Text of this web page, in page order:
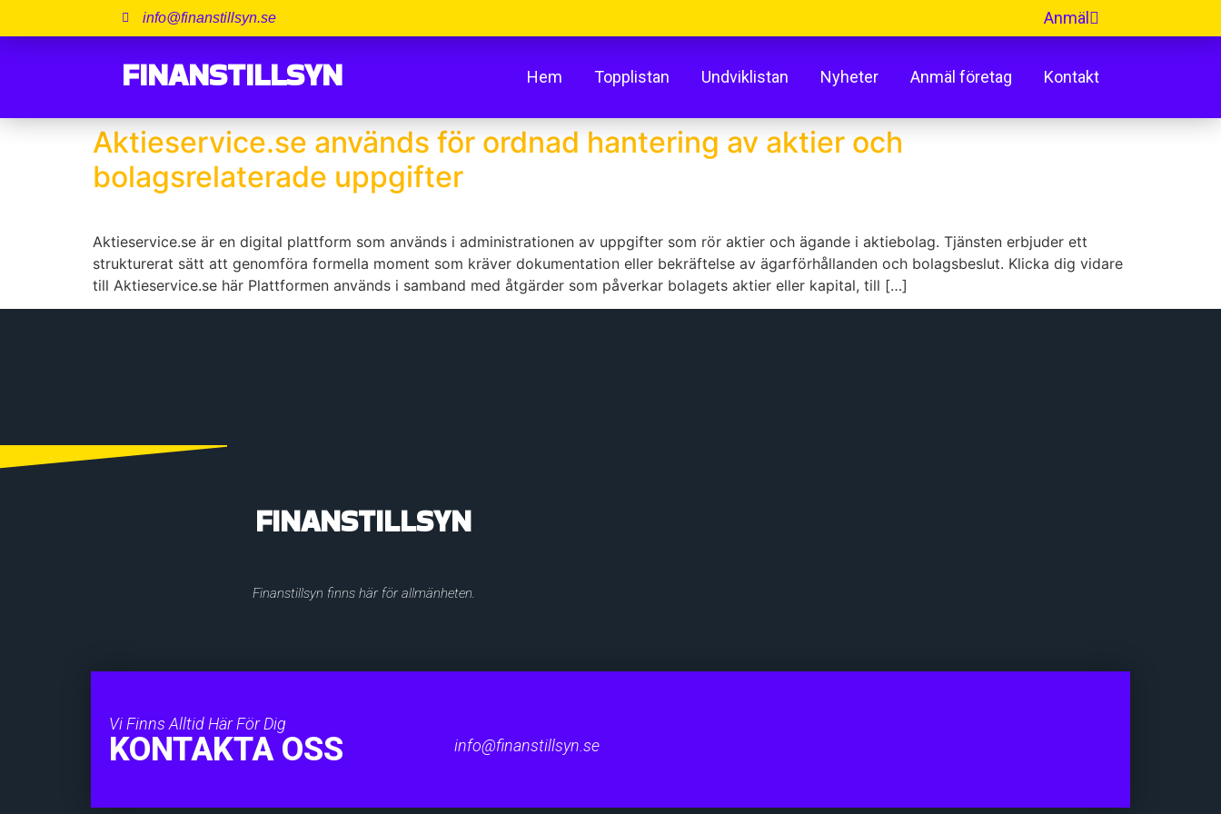
info@finanstillsyn.se Anmäl
FINANSTILLSYN Hem Topplistan Undviklistan Nyheter Anmäl företag Kontakt
Aktieservice.se används för ordnad hantering av aktier och
bolagsrelaterade uppgifter
Aktieservice.se är en digital plattform som används i administrationen av uppgifter som rör aktier och ägande i aktiebolag. Tjänsten erbjuder ett
strukturerat sätt att genomföra formella moment som kräver dokumentation eller bekräftelse av ägarförhållanden och bolagsbeslut. Klicka dig vidare
till Aktieservice.se här Plattformen används i samband med åtgärder som påverkar bolagets aktier eller kapital, till […]
FINANSTILLSYN
Finanstillsyn finns här för allmänheten.
Vi Finns Alltid Här För Dig
KONTAKTA OSS info@finanstillsyn.se